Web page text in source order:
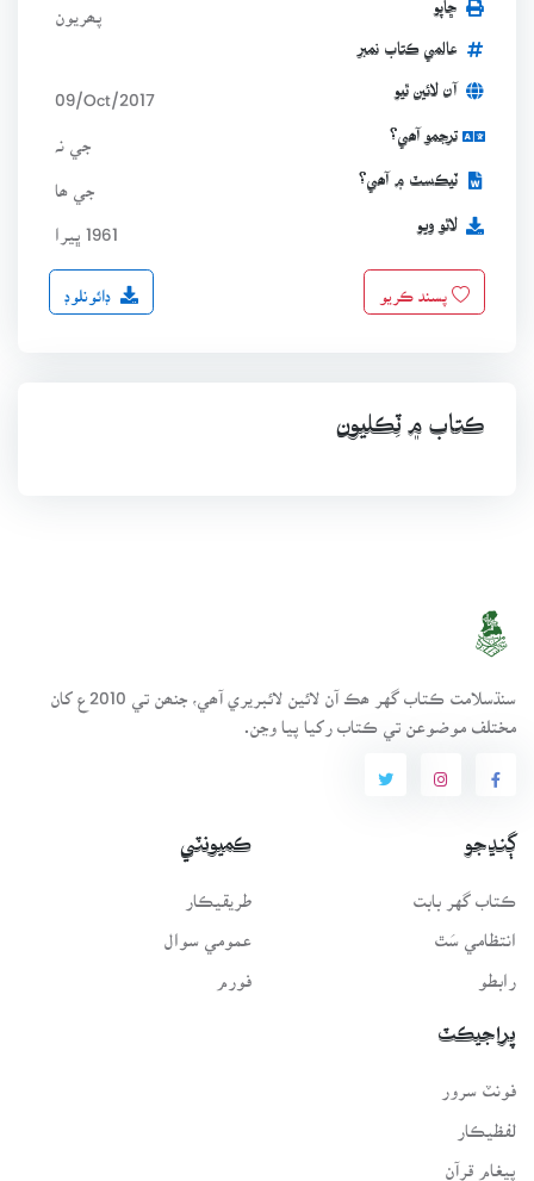
ڇاپو
عالمي ڪتاب نمبر
آن لائين ٿيو 09/Oct/2017
ترجمو آھي؟
ٽيڪسٽ ۾ آھي؟ جي ھا
لاٿو ويو 1961 ڀيرا
پسند ڪريو ڊائونلوڊ
ڪتاب ۾ ٽِڪليون
سنڌسلامت ڪتاب گهر ھڪ آن لائين لائبريري آھي، جنھن تي 2010ع کان
مختلف موضوعن تي ڪتاب رکيا پيا وڃن.
ڳنڍجو
ڪتاب گهر بابت
انتظامي سَٿ
رابطو
ڪميونٽي
طريقيڪار
عمومي سوال
پراجيڪٽ
فونٽ سرور
لفظيڪار
پيغامِ قرآن